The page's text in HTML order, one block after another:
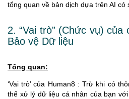
tổng quan về bản dịch dựa trên AI có
2. “Vai trò” (Chức vụ) của
Bảo vệ Dữ liệu
Tổng quan:
‘Vai trò’ của Human8 : Trừ khi có
thể xử lý dữ liệu cá nhân của bạn